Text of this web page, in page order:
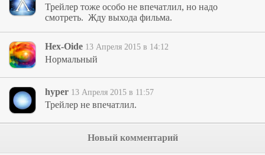
Трейлер тоже особо не впечатлил, но надо
смотреть. Жду выхода фильма.
Hex-Oide 13 Апреля 2015 в 14:12
Нормальный
hyper 13 Апреля 2015 в 11:57
Трейлер не впечатлил.
Новый комментарий